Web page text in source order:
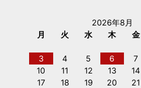
2026年8月
月
火 水 木 金
3
4 5 6 7
10
11 12 13 14
17
18 19 20 21